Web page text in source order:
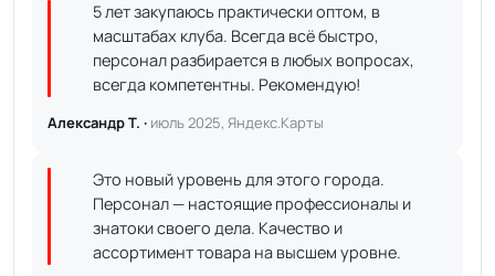
5 лет закупаюсь практически оптом, в
масштабах клуба. Всегда всё быстро,
персонал разбирается в любых вопросах,
всегда компетентны. Рекомендую!
Александр Т. · июль 2025, Яндекс.Карты
Это новый уровень для этого города.
Персонал — настоящие профессионалы и
знатоки своего дела. Качество и
ассортимент товара на высшем уровне.